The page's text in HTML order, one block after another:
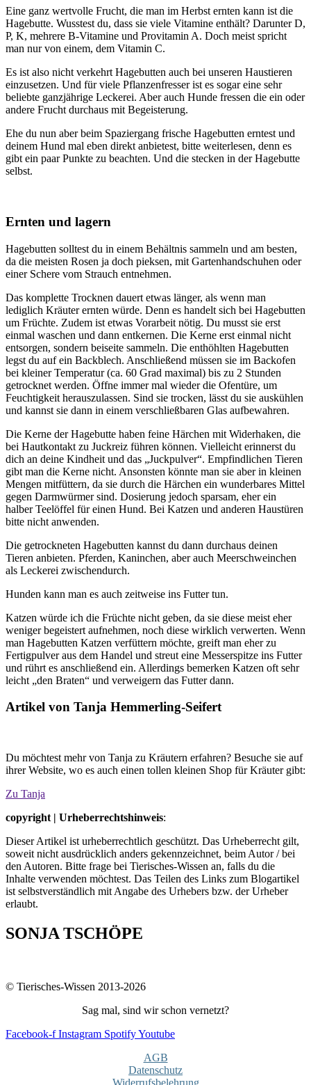
Eine ganz wertvolle Frucht, die man im Herbst ernten kann ist die
Hagebutte. Wusstest du, dass sie viele Vitamine enthält? Darunter D,
P, K, mehrere B-Vitamine und Provitamin A. Doch meist spricht
man nur von einem, dem Vitamin C.
Es ist also nicht verkehrt Hagebutten auch bei unseren Haustieren
einzusetzen. Und für viele Pflanzenfresser ist es sogar eine sehr
beliebte ganzjährige Leckerei. Aber auch Hunde fressen die ein oder
andere Frucht durchaus mit Begeisterung.
Ehe du nun aber beim Spaziergang frische Hagebutten erntest und
deinem Hund mal eben direkt anbietest, bitte weiterlesen, denn es
gibt ein paar Punkte zu beachten. Und die stecken in der Hagebutte
selbst.
Ernten und lagern
Hagebutten solltest du in einem Behältnis sammeln und am besten,
da die meisten Rosen ja doch pieksen, mit Gartenhandschuhen oder
einer Schere vom Strauch entnehmen.
Das komplette Trocknen dauert etwas länger, als wenn man
lediglich Kräuter ernten würde. Denn es handelt sich bei Hagebutten
um Früchte. Zudem ist etwas Vorarbeit nötig. Du musst sie erst
einmal waschen und dann entkernen. Die Kerne erst einmal nicht
entsorgen, sondern beiseite sammeln. Die enthöhlten Hagebutten
legst du auf ein Backblech. Anschließend müssen sie im Backofen
bei kleiner Temperatur (ca. 60 Grad maximal) bis zu 2 Stunden
getrocknet werden. Öffne immer mal wieder die Ofentüre, um
Feuchtigkeit herauszulassen. Sind sie trocken, lässt du sie auskühlen
und kannst sie dann in einem verschließbaren Glas aufbewahren.
Die Kerne der Hagebutte haben feine Härchen mit Widerhaken, die
bei Hautkontakt zu Juckreiz führen können. Vielleicht erinnerst du
dich an deine Kindheit und das „Juckpulver“. Empfindlichen Tieren
gibt man die Kerne nicht. Ansonsten könnte man sie aber in kleinen
Mengen mitfüttern, da sie durch die Härchen ein wunderbares Mittel
gegen Darmwürmer sind. Dosierung jedoch sparsam, eher ein
halber Teelöffel für einen Hund. Bei Katzen und anderen Haustüren
bitte nicht anwenden.
Die getrockneten Hagebutten kannst du dann durchaus deinen
Tieren anbieten. Pferden, Kaninchen, aber auch Meerschweinchen
als Leckerei zwischendurch.
Hunden kann man es auch zeitweise ins Futter tun.
Katzen würde ich die Früchte nicht geben, da sie diese meist eher
weniger begeistert aufnehmen, noch diese wirklich verwerten. Wenn
man Hagebutten Katzen verfüttern möchte, greift man eher zu
Fertigpulver aus dem Handel und streut eine Messerspitze ins Futter
und rührt es anschließend ein. Allerdings bemerken Katzen oft sehr
leicht „den Braten“ und verweigern das Futter dann.
Artikel von Tanja Hemmerling-Seifert
Du möchtest mehr von Tanja zu Kräutern erfahren? Besuche sie auf
ihrer Website, wo es auch einen tollen kleinen Shop für Kräuter gibt:
Zu Tanja
copyright | Urheberrechtshinweis:
Dieser Artikel ist urheberrechtlich geschützt. Das Urheberrecht gilt,
soweit nicht ausdrücklich anders gekennzeichnet, beim Autor / bei
den Autoren. Bitte frage bei Tierisches-Wissen an, falls du die
Inhalte verwenden möchtest. Das Teilen des Links zum Blogartikel
ist selbstverständlich mit Angabe des Urhebers bzw. der Urheber
erlaubt.
SONJA TSCHÖPE
© Tierisches-Wissen 2013-2026
Sag mal, sind wir schon vernetzt?
Facebook-f Instagram SpotifyYoutube
AGB
Datenschutz
Widerrufsbelehrung